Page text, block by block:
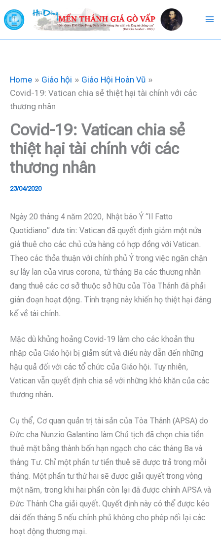
to
content
Home Giáo hội
Giáo Hội Hoàn Vũ
Covid-19: Vatican chia sẻ thiệt hại tài chính với các
thương nhân
Covid-19: Vatican chia sẻ
thiệt hại tài chính với các
thương nhân
23/04/2020
Ngày 20 tháng 4 năm 2020, Nhật báo Ý “Il Fatto
Quotidiano” đưa tin: Vatican đã quyết định giảm một nửa
giá thuê cho các chủ cửa hàng có hợp đồng với Vatican.
Theo các thỏa thuận với chính phủ Ý trong việc ngăn chặn
sự lây lan của virus corona, từ tháng Ba các thương nhân
đang thuê các cơ sở thuộc sở hữu của Tòa Thánh đã phải
gián đoạn hoạt động. Tình trạng này khiến họ thiệt hại đáng
kể về tài chính.
Mặc dù khủng hoảng Covid-19 làm cho các khoản thu
nhập của Giáo hội bị giảm sút và điều này dẫn đến những
hậu quả đối với các tổ chức của Giáo hội. Tuy nhiên,
Vatican vẫn quyết định chia sẻ với những khó khăn của các
thương nhân.
Cụ thể, Cơ quan quản trị tài sản của Tòa Thánh (APSA) do
Đức cha Nunzio Galantino làm Chủ tịch đã chọn chia tiền
thuê mặt bằng thành bốn hạn ngạch cho các tháng Ba và
tháng Tư. Chỉ một phần tư tiền thuê sẽ được trả trong mỗi
tháng. Một phần tư thứ hai sẽ được giải quyết trong vòng
một năm, trong khi hai phần còn lại đã được chính APSA và
Đức Thánh Cha giải quyết. Quyết định này có thể được kéo
dài đến tháng 5 nếu chính phủ không cho phép nối lại các
hoạt động thương mại.